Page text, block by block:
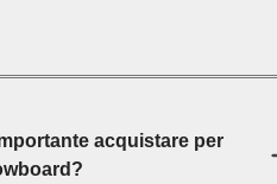
acquistare per